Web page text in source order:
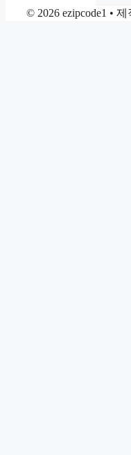
© 2026 ezipcode1 • 제